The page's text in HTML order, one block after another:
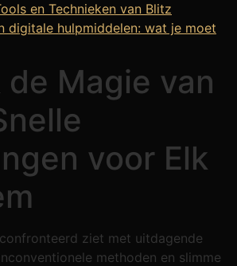
en Technieken van Blitz
digitale hulpmiddelen: wat je moet
Magie van
voor Elk
ziet met uitdagende
methoden en slimme